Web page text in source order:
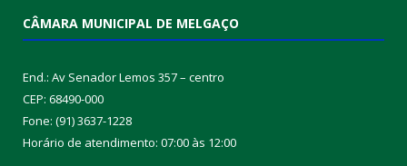
CÂMARA MUNICIPAL DE MELGAÇO
End.: Av Senador Lemos 357 – centro
CEP: 68490-000
Fone: (91) 3637-1228
Horário de atendimento: 07:00 às 12:00